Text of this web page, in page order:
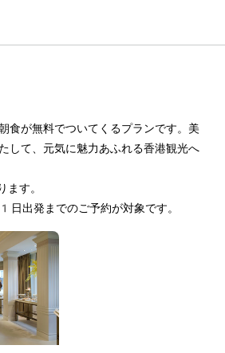
食が無料でついてくるプランです。美
して、元気に魅力あふれる香港観光へ
す。
までのご予約が対象です。